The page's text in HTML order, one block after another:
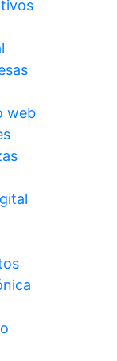
web